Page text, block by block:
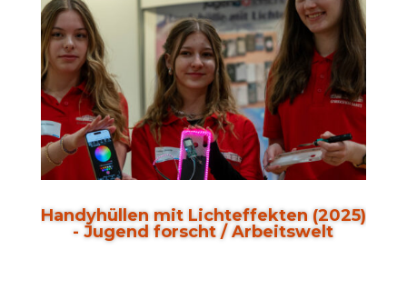
Handyhüllen mit Lichteffekten (2025)
- Jugend forscht / Arbeitswelt